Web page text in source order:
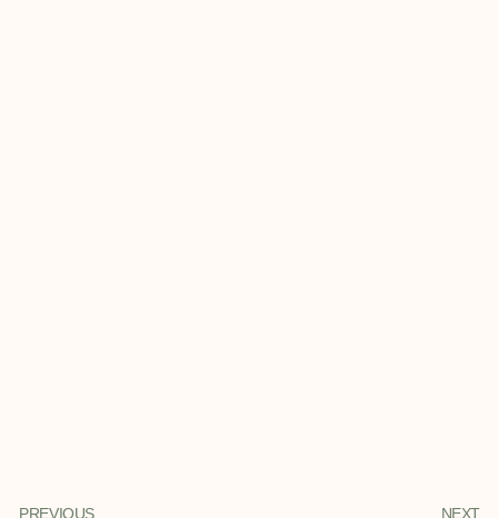
PREVIOUS NEXT